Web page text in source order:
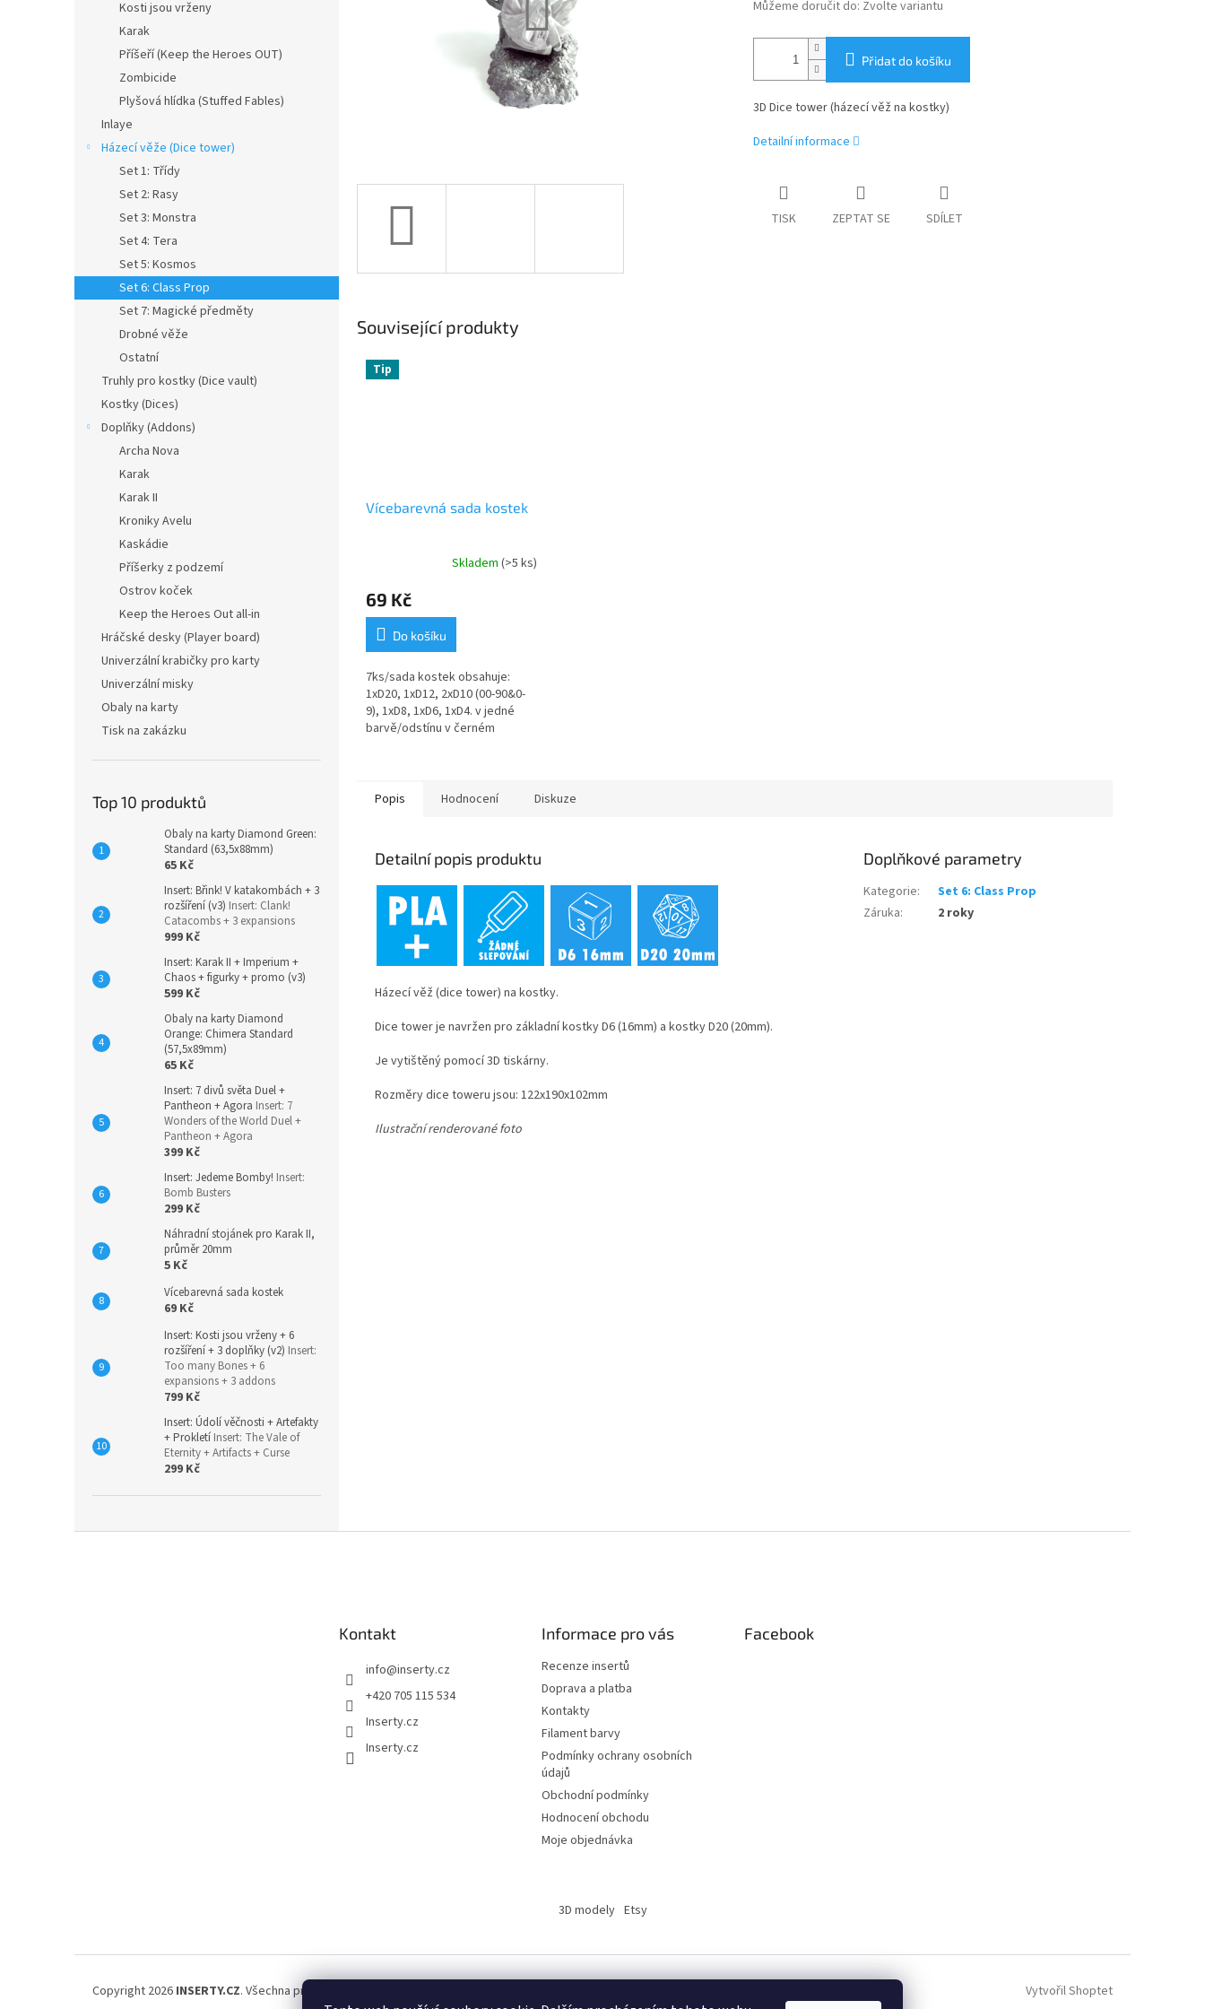
Kosti jsou vrženy
Karak
Příšeří (Keep the Heroes OUT)
Zombicide
Plyšová hlídka (Stuffed Fables)
Inlaye
Házecí věže (Dice tower)
Set 1: Třídy
Set 2: Rasy
Set 3: Monstra
Set 4: Tera
Set 5: Kosmos
Set 6: Class Prop
Set 7: Magické předměty
Drobné věže
Ostatní
Truhly pro kostky (Dice vault)
Kostky (Dices)
Doplňky (Addons)
Archa Nova
Karak
Karak II
Kroniky Avelu
Kaskádie
Příšerky z podzemí
Ostrov koček
Keep the Heroes Out all-in
Hráčské desky (Player board)
Univerzální krabičky pro karty
Univerzální misky
Obaly na karty
Tisk na zakázku
Top 10 produktů
Obaly na karty Diamond Green:
Standard (63,5x88mm)
65 Kč
Insert: Břink! V katakombách + 3
rozšíření (v3) Insert: Clank!
Catacombs + 3 expansions
999 Kč
Insert: Karak II + Imperium +
Chaos + figurky + promo (v3)
599 Kč
Obaly na karty Diamond
Orange: Chimera Standard
(57,5x89mm)
65 Kč
Insert: 7 divů světa Duel +
Pantheon + Agora Insert: 7
Wonders of the World Duel +
Pantheon + Agora
399 Kč
Insert: Jedeme Bomby! Insert:
Bomb Busters
299 Kč
Náhradní stojánek pro Karak II,
průměr 20mm
5 Kč
Vícebarevná sada kostek
69 Kč
Insert: Kosti jsou vrženy + 6
rozšíření + 3 doplňky (v2) Insert:
Too many Bones + 6
expansions + 3 addons
799 Kč
Insert: Údolí věčnosti + Artefakty
+ Prokletí Insert: The Vale of
Eternity + Artifacts + Curse
299 Kč
Můžeme doručit do: Zvolte variantu
Přidat do košíku
3D Dice tower (házecí věž na kostky)
Detailní informace
TISK ZEPTAT SE SDÍLET
Související produkty
Tip
Vícebarevná sada kostek
Skladem (>5 ks)
69 Kč
Do košíku
7ks/sada kostek obsahuje:
1xD20, 1xD12, 2xD10 (00-90&0-
9), 1xD8, 1xD6, 1xD4. v jedné
barvě/odstínu v černém
Popis Hodnocení Diskuze
Detailní popis produktu
Házecí věž (dice tower) na kostky.
Dice tower je navržen pro základní kostky D6 (16mm) a kostky D20 (20mm).
Je vytištěný pomocí 3D tiskárny.
Rozměry dice toweru jsou: 122x190x102mm
Ilustrační renderované foto
Doplňkové parametry
Kategorie:
Set 6: Class Prop
Záruka: 2 roky
Kontakt
info@inserty.cz
+420 705 115 534
Inserty.cz
Inserty.cz
Informace pro vás
Recenze insertů
Doprava a platba
Kontakty
Filament barvy
Podmínky ochrany osobních
údajů
Obchodní podmínky
Hodnocení obchodu
Moje objednávka
Facebook
3D modely Etsy
Vytvořil Shoptet
Copyright 2026 INSERTY.CZ. Všechna práva vyhrazena.